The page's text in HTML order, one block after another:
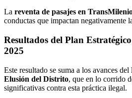
La reventa de pasajes en
conductas que impactan negativamente
Resultados del Plan
2025
Este resultado se suma a los avances del
Elusión del Distrito, que en lo corrido
significativas contra esta práctica ilegal.